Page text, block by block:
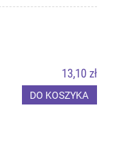
13,10 zł
DO KOSZYKA